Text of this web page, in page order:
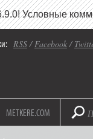
Условные
RSS/Facebook/
METKERE.COM